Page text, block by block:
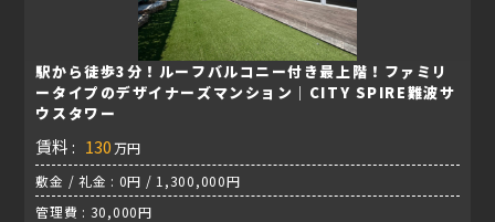
駅から徒歩3分！ルーフバルコニー付き最上階！ファミリ
ータイプのデザイナーズマンション｜CITY SPIRE難波サ
ウスタワー
賃料 : 130 万円
敷金 / 礼金 : 0円 / 1,300,000円
管理費 : 30,000円